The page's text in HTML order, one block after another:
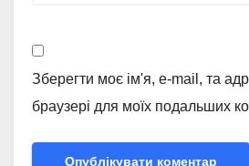
Зберегти моє ім'я, e-mail, та
браузері для моїх подальших